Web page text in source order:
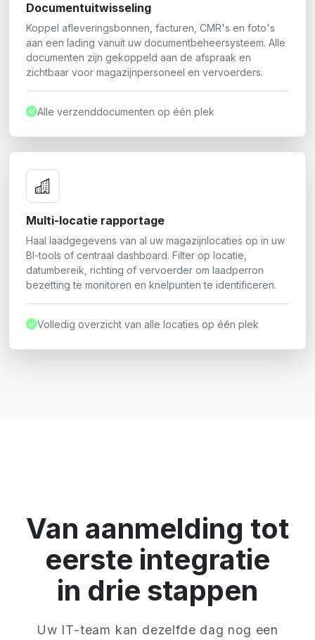
Documentuitwisseling
Koppel afleveringsbonnen, facturen, CMR's en foto's
aan een lading vanuit uw documentbeheersysteem. Alle
documenten zijn gekoppeld aan de afspraak en
zichtbaar voor magazijnpersoneel en vervoerders.
Alle verzenddocumenten op één plek
Multi-locatie rapportage
Haal laadgegevens van al uw magazijnlocaties op in uw
BI-tools of centraal dashboard. Filter op locatie,
datumbereik, richting of vervoerder om laadperron
bezetting te monitoren en knelpunten te identificeren.
Volledig overzicht van alle locaties op één plek
Van aanmelding tot
eerste integratie
in drie stappen
Uw IT-team kan dezelfde dag nog een